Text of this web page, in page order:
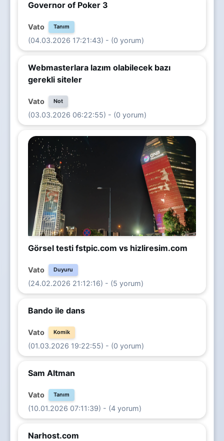
Governor of Poker 3
Vato Tanım
(04.03.2026 17:21:43) - (0 yorum)
Webmasterlara lazım olabilecek bazı
gerekli siteler
Vato Not
(03.03.2026 06:22:55) - (0 yorum)
Görsel testi fstpic.com vs hizliresim.com
Vato Duyuru
(24.02.2026 21:12:16) - (5 yorum)
Bando ile dans
Vato Komik
(01.03.2026 19:22:55) - (0 yorum)
Sam Altman
Vato Tanım
(10.01.2026 07:11:39) - (4 yorum)
Narhost.com